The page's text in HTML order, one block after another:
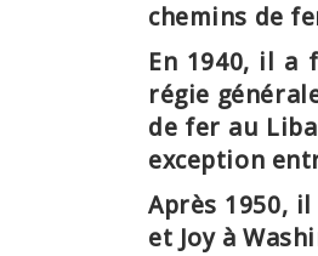
chemins de
En 1940, il a
régie
de fer au
exception
Après 1950,
et Joy à